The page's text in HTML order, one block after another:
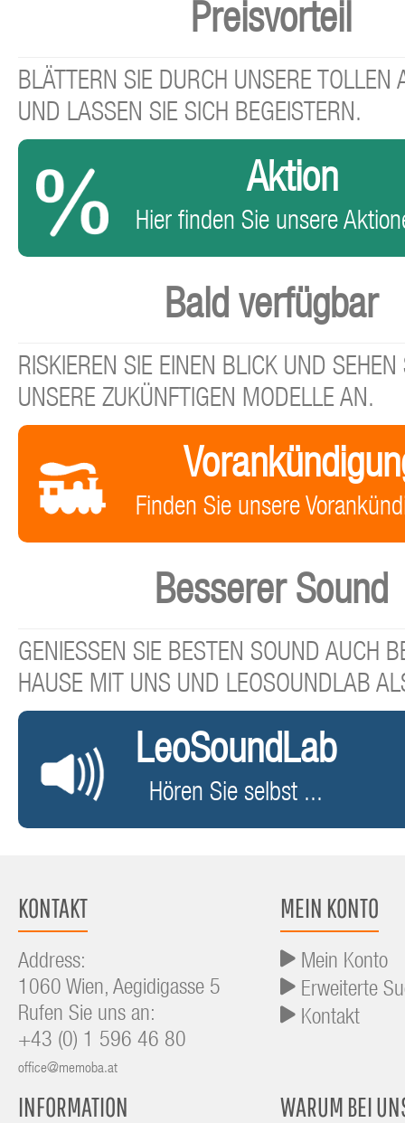
Preisvorteil
BLÄTTERN SIE DURCH UNSERE TOLLEN
UND LASSEN SIE SICH BEGEISTERN.
Aktion
Hier finden Sie unsere
Bald verfügbar
RISKIEREN SIE EINEN BLICK UND SEHEN
UNSERE ZUKÜNFTIGEN MODELLE AN.
Finden Sie unsere
Besserer Sound
GENIESSEN SIE BESTEN SOUND AUCH
HAUSE MIT UNS UND LEOSOUNDLAB
LeoSoundLab
Hören Sie selbst ...
KONTAKT
Address:
1060 Wien, Aegidigasse 5
Rufen Sie uns an:
+43 (0) 1 596 46 80
office@memoba.at
MEIN KONTO
Mein Konto
Erweiterte
Kontakt
INFORMATION WARUM BEI